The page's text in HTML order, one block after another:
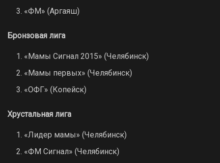
«ФМ» (Аргаяш)
Бронзовая лига
«Мамы Сигнал 2015» (Челябинск)
«Мамы первых» (Челябинск)
«ОФГ» (Копейск)
Хрустальная лига
«Лидер мамы» (Челябинск)
«ФМ Сигнал» (Челябинск)